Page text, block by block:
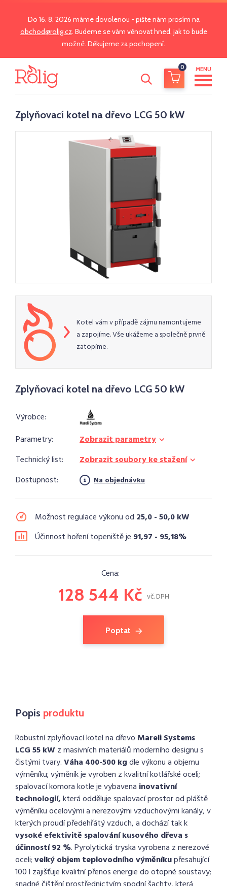
Do 16. 8. 2026 máme dovolenou - pište nám prosím na
obchod@rolig.cz. Budeme se vám věnovat hned, jak to bude
možné. Děkujeme za pochopení.
0 MENU
Zplyňovací kotel na dřevo LCG 50 kW
Kotel vám v případě zájmu namontujeme
a zapojíme. Vše ukážeme a společně prvně
zatopíme.
Zplyňovací kotel na dřevo LCG 50 kW
Výrobce:
Parametry:
Zobrazit parametry
Technický list:
Zobrazit soubory ke stažení
Dostupnost:
Na objednávku
Možnost regulace výkonu od 25,0 - 50,0 kW
Účinnost hoření topeniště je 91,97 - 95,18%
Cena:
128 544 Kč vč. DPH
Poptat
Popis produktu
Robustní zplyňovací kotel na dřevo Mareli Systems
LCG 55 kW z masivních materiálů moderního designu s
čistými tvary.Váha 400-500 kgdle výkonu a objemu
výměníku; výměník je vyroben z kvalitní kotlářské oceli;
spalovací komora kotle je vybavena inovativní
technologií,která odděluje spalovací prostor od pláště
výměníku ocelovými a nerezovými vzduchovými kanály, v
kterých proudí předehřátý vzduch, a dochází tak k
vysoké efektivitě spalování kusového dřeva s
účinností 92 %. Pyrolytická tryska vyrobena z nerezové
oceli;velký objem teplovodního výměníkupřesahující
100 l zajišťuje kvalitní přenos energie do otopné soustavy;